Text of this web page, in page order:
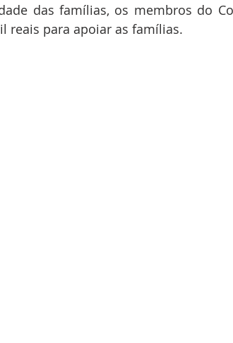
das famílias, os membros do
reais para apoiar as famílias.